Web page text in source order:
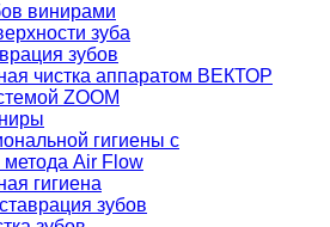
винирами
зуба
зубов
чистка аппаратом ВЕКТОР
ZOOM
гигиены с
Air Flow
гигиена
зубов